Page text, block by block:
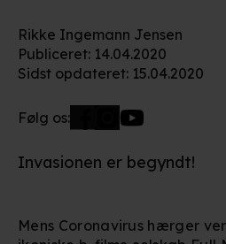
Rikke Ingemann Jensen
Publiceret: 14.04.2020
Sidst opdateret: 15.04.2020
Følg os:
Invasionen er begyndt!
Mens Coronavirus hærger